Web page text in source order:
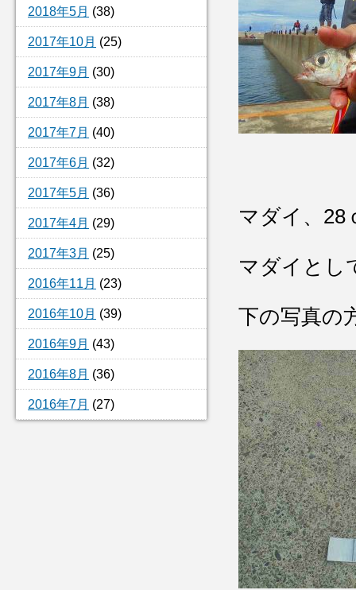
2018年5月 (38)
2017年10月 (25)
2017年9月 (30)
2017年8月 (38)
2017年7月 (40)
2017年6月 (32)
2017年5月 (36)
2017年4月 (29)
2017年3月 (25)
2016年11月 (23)
2016年10月 (39)
2016年9月 (43)
2016年8月 (36)
2016年7月 (27)
マダイ、28
マダイとし
下の写真の